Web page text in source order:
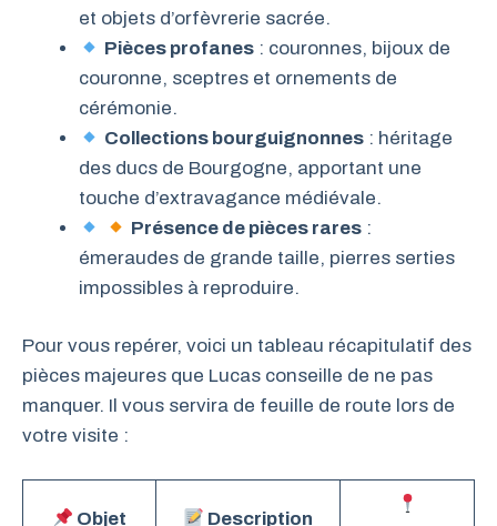
et objets d’orfèvrerie sacrée.
Pièces profanes : couronnes, bijoux de
couronne, sceptres et ornements de
cérémonie.
Collections bourguignonnes : héritage
des ducs de Bourgogne, apportant une
touche d’extravagance médiévale.
Présence de pièces rares:
émeraudes de grande taille, pierres serties
impossibles à reproduire.
Pour vous repérer, voici un tableau récapitulatif des
pièces majeures que Lucas conseille de ne pas
manquer. Il vous servira de feuille de route lors de
votre visite :
Objet Description